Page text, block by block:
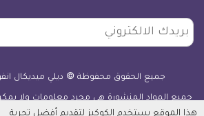
بريدك
الالكتروني
جميع الحقوق محفوظة © ديلي ميديكال انفو 2010 -
جميع المواد المنشورة هي مجرد معلومات ولا
أو توصية علاجية - اعرف
هذا الموقع يستخدم الكوكيز لتقديم أفضل تجربة